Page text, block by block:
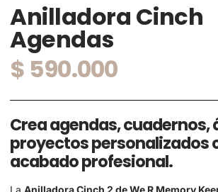
Anilladora Cinch
Agendas
$ 590.000
Crea agendas, cuadernos,
proyectos personalizados
acabado profesional.